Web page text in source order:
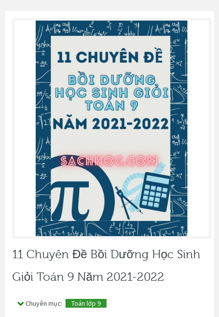
11 Chuyên Đề Bồi Dưỡng Học Sinh
Giỏi Toán 9 Năm 2021-2022
Chuyên mục: Toán lớp 9